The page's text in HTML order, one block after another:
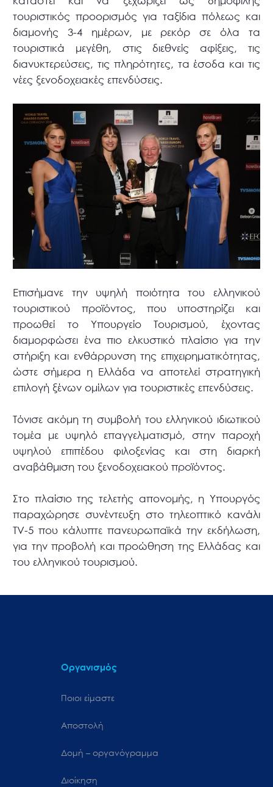
τουριστικός προορισμός για ταξίδια πόλεως και
διαμονής 3-4 ημέρων, με ρεκόρ σε όλα τα
τουριστικά μεγέθη, στις διεθνείς αφίξεις, τις
διανυκτερεύσεις, τις πληρότητες, τα έσοδα και τις
νέες ξενοδοχειακές επενδύσεις.
Επισήμανε την υψηλή ποιότητα του ελληνικού
τουριστικού προϊόντος, που υποστηρίζει και
προωθεί το Υπουργείο Τουρισμού, έχοντας
διαμορφώσει ένα πιο ελκυστικό πλαίσιο για την
στήριξη και ενθάρρυνση της επιχειρηματικότητας,
ώστε σήμερα η Ελλάδα να αποτελεί στρατηγική
επιλογή ξένων ομίλων για τουριστικές επενδύσεις.
Τόνισε ακόμη τη συμβολή του ελληνικού ιδιωτικού
τομέα με υψηλό επαγγελματισμό, στην παροχή
υψηλού επιπέδου φιλοξενίας και στη διαρκή
αναβάθμιση του ξενοδοχειακού προϊόντος.
Στο πλαίσιο της τελετής απονομής, η Υπουργός
παραχώρησε συνέντευξη στο τηλεοπτικό κανάλι
TV-5 που κάλυπτε πανευρωπαϊκά την εκδήλωση,
για την προβολή και προώθηση της Ελλάδας και
του ελληνικού τουρισμού.
Οργανισμός
Ποιοι είμαστε
Αποστολή
Δομή – οργανόγραμμα
Διοίκηση